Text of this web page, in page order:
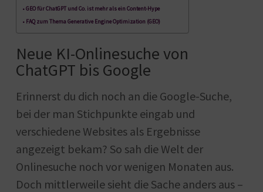
GEO für ChatGPT und Co. ist mehr als ein Content-Hype
FAQ zum Thema Generative Engine Optimization (GEO)
Neue KI-Onlinesuche von
ChatGPT bis Google
Erinnerst du dich noch an die Google-Suche,
bei der man Stichpunkte eingab und
verschiedene Websites als Ergebnisse
angezeigt bekam? So sah die Welt der
Onlinesuche noch vor wenigen Monaten aus.
Doch mittlerweile sieht die Sache anders aus –